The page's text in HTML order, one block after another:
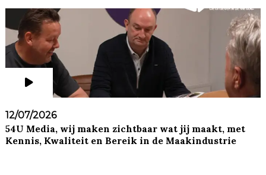
12/07/2026
54U Media, wij maken zichtbaar wat jij maakt, met
Kennis, Kwaliteit en Bereik in de Maakindustrie